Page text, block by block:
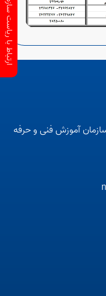
آموزش فنی و حرفه
ارتباط با ریاست سازمان